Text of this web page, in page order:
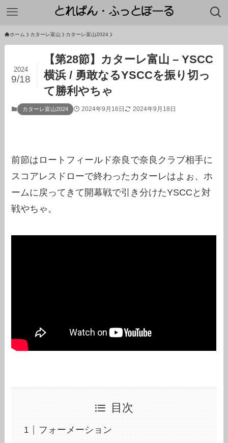
ホーム カターレ富山 カターレ富山2024
【第28節】カターレ富山 – YSCC
横浜 / 勇敢なるYSCCを振り切っ
て勝利やちゃ
2024
9/18
カターレ富山2024 2024年9月16日 2024年9月18日
前節はロートフィールド奈良で奈良クラブ相手に
スコアレスドローで終わったカターレはよぉ、ホ
ームに戻ってきて開幕戦で引き分けたYSCCと対
戦やちゃ。
目次
フォーメーション